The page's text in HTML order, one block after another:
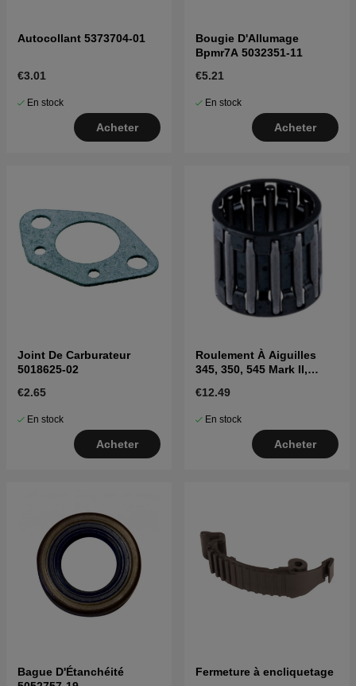
Autocollant 5373704-01
€3.01
En stock
Acheter
Bougie D'Allumage
Bpmr7A 5032351-11
€5.21
En stock
Acheter
Joint De Carburateur
5018625-02
€2.65
En stock
Acheter
Roulement À Aiguilles
345, 350, 545 Mark II,
II
€12.49
En stock
Acheter
Bague D'Étanchéité
Fermeture à encliquetage